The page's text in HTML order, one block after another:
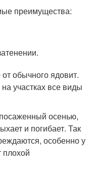
преимущества:
обычного ядовит.
участках все виды
осенью,
и погибает. Так
особенно у
плохой